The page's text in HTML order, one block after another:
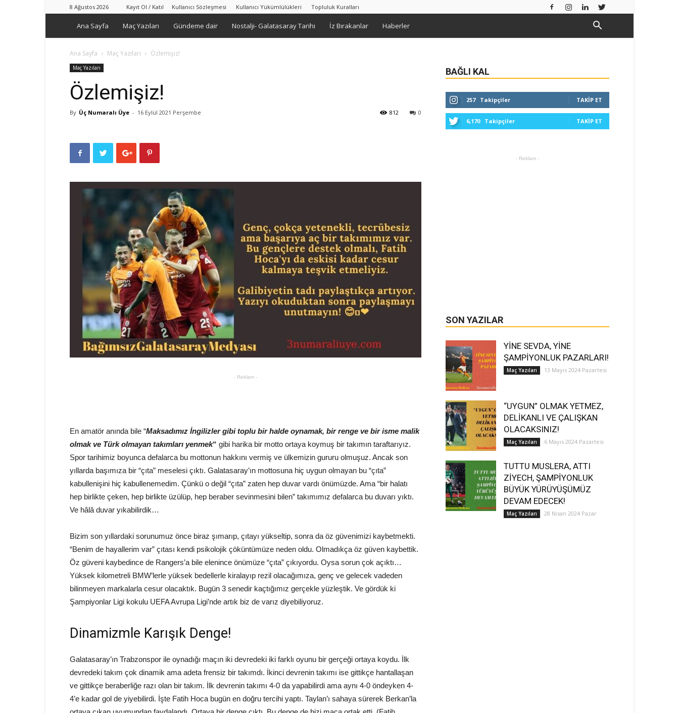
8 Ağustos 2026 Kayıt Ol / Katıl Kullanıcı Sözleşmesi Kullanıcı Yükümlülükleri Topluluk Kuralları
Ana Sayfa Maç Yazıları Gündeme dair Nostalji- Galatasaray Tarihi İz Bırakanlar Haberler
Ana Sayfa Maç Yazıları Özlemişiz!
Maç Yazıları
Özlemişiz!
By Üç Numaralı Üye - 16 Eylül 2021 Perşembe 0
812
- Reklam -
En amatör anında bile “Maksadımız İngilizler gibi toplu bir halde oynamak, bir renge ve bir isme malik
olmak ve Türk olmayan takımları yenmek“ gibi harika bir motto ortaya koymuş bir takımın taraftarıyız.
Spor tarihimiz boyunca defalarca bu mottonun hakkını vermiş ve ülkemizin gururu olmuşuz. Ancak son
yıllarda başımıza bir “çıta” meselesi çıktı. Galatasaray’ın mottosuna hiç uygun olmayan bu “çıta”
kabullenişini hiç kabullenemedim. Çünkü o değil “çıta” zaten hep duvar vardı önümüzde. Ama “bir halatı
hep birlikte çeken, hep birlikte üzülüp, hep beraber sevinmesini bilen” takımımız defalarca bu duvarı yıktı.
Ve hâlâ duvar yıkabilirdik…
Bizim son yıllardaki sorunumuz önce biraz şımarıp, çıtayı yükseltip, sonra da öz güvenimizi kaybetmekti.
“Benim de hayallerim var” çıtası kendi psikolojik çöküntümüze neden oldu. Olmadıkça öz güven kaybettik.
Öz güveni kaybedince de Rangers’a bile elenince önümüze “çıta” çıkıyordu. Oysa sorun çok açıktı…
Yüksek kilometreli BMW’lerle yüksek bedellerle kiralayıp rezil olacağımıza, genç ve gelecek vadeden
bilinmeyen markalarla cesur olacaktık. Bugün 3 senedir kaçtığımız gerçekle yüzleştik. Ve gördük ki
Şampiyonlar Ligi kokulu UEFA Avrupa Ligi’nde artık biz de varız diyebiliyoruz.
Dinamizmle Karışık Denge!
Galatasaray’ın Trabzonspor ile oynadığı maçın iki devredeki iki farklı oyunu bir gerçeği ortaya koydu. İlk
devredeki takım çok dinamik ama adeta frensiz bir takımdı. İkinci devrenin takımı ise gittikçe hantallaşan
ve gittikçe beraberliğe razı olan bir takım. İlk devrenin takımı 4-0 da yapabilirdi ama aynı 4-0 öndeyken 4-
4’e kadar gol de yiyebilirdi. İşte Fatih Hoca bugün en doğru tercihi yaptı. Taylan’ı sahaya sürerek Berkan’la
BAĞLI KAL
257 Takipçiler TAKIP ET
6,170 Takipçiler TAKIP ET
- Reklam -
SON YAZILAR
YİNE SEVDA, YİNE
ŞAMPİYONLUK PAZARLARI!
Maç Yazıları 13 Mayıs 2024 Pazartesi
“UYGUN” OLMAK YETMEZ,
DELİKANLI VE ÇALIŞKAN
OLACAKSINIZ!
Maç Yazıları 6 Mayıs 2024 Pazartesi
TUTTU MUSLERA, ATTI
ZİYECH, ŞAMPİYONLUK
BÜYÜK YÜRÜYÜŞÜMÜZ
DEVAM EDECEK!
Maç Yazıları 28 Nisan 2024 Pazar